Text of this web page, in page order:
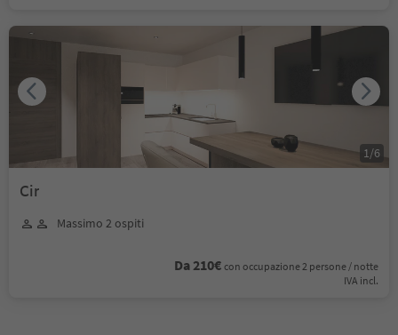
Cir
Massimo 2 ospiti
Da 210€ con occupazione 2 persone / notte
IVA incl.
1/6